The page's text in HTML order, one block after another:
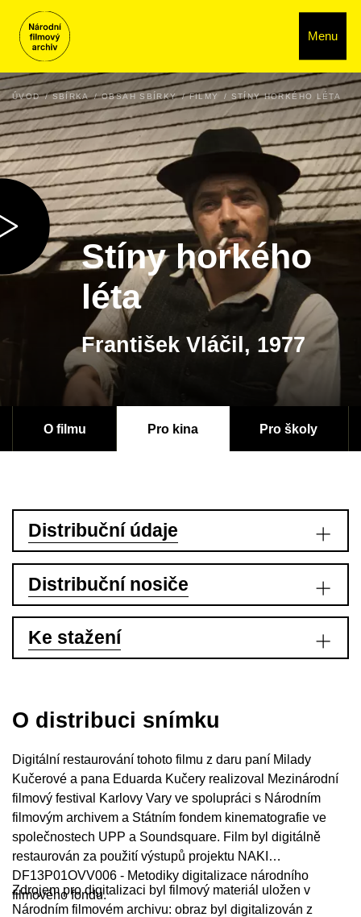
Menu
ÚVOD SBÍRKA OBSAH SBÍRKY FILMY STÍNY HORKÉHO LÉTA
Stíny horkého
léta
František Vláčil, 1977
O filmu Pro kina Pro školy
Distribuční údaje
Distribuční nosiče
Ke stažení
O distribuci snímku
Digitální restaurování tohoto filmu z daru paní Milady
Kučerové a pana Eduarda Kučery realizoval Mezinárodní
filmový festival Karlovy Vary ve spolupráci s Národním
filmovým archivem a Státním fondem kinematografie ve
společnostech UPP a Soundsquare. Film byl digitálně
restaurován za použití výstupů projektu NAKI
DF13P01OVV006 - Metodiky digitalizace národního
filmového fondu.
Zdrojem pro digitalizaci byl filmový materiál uložen v
Národním filmovém archivu: obraz byl digitalizován z